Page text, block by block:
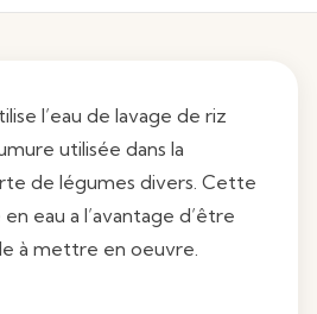
l’eau de lavage de riz
utilisée dans la
de légumes divers. Cette
eau a l’avantage d’être
à mettre en oeuvre.